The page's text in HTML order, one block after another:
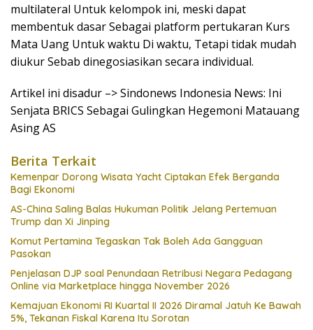
multilateral Untuk kelompok ini, meski dapat
membentuk dasar Sebagai platform pertukaran Kurs
Mata Uang Untuk waktu Di waktu, Tetapi tidak mudah
diukur Sebab dinegosiasikan secara individual.
Artikel ini disadur –> Sindonews Indonesia News: Ini
Senjata BRICS Sebagai Gulingkan Hegemoni Matauang
Asing AS
Berita Terkait
Kemenpar Dorong Wisata Yacht Ciptakan Efek Berganda
Bagi Ekonomi
AS-China Saling Balas Hukuman Politik Jelang Pertemuan
Trump dan Xi Jinping
Komut Pertamina Tegaskan Tak Boleh Ada Gangguan
Pasokan
Penjelasan DJP soal Penundaan Retribusi Negara Pedagang
Online via Marketplace hingga November 2026
Kemajuan Ekonomi RI Kuartal II 2026 Diramal Jatuh Ke Bawah
5%, Tekanan Fiskal Karena Itu Sorotan